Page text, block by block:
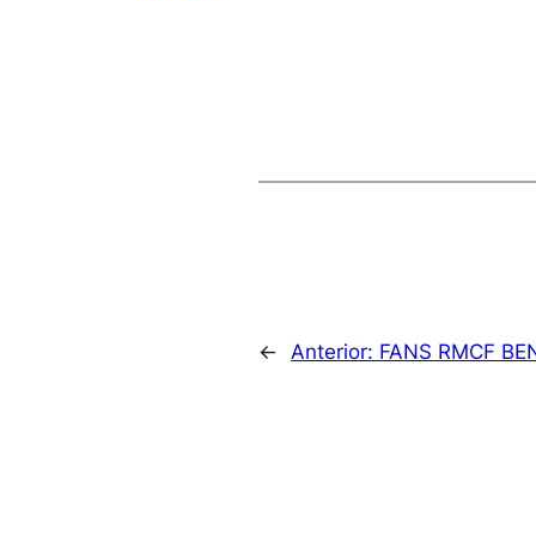
← Anterior: FANS RMCF